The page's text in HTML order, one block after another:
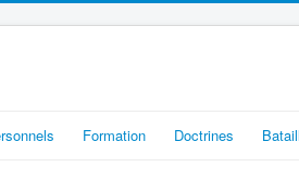
Formation Doctrines